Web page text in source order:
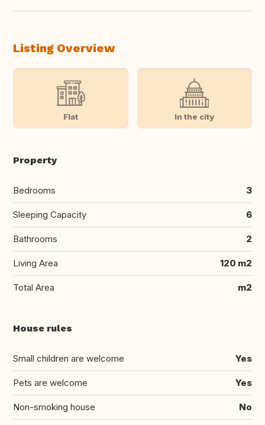
Listing Overview
Flat In the city
Property
Bedrooms 3
Sleeping Capacity 6
Bathrooms 2
Living Area 120 m2
Total Area m2
House rules
Small children are welcome Yes
Pets are welcome Yes
Non-smoking house No